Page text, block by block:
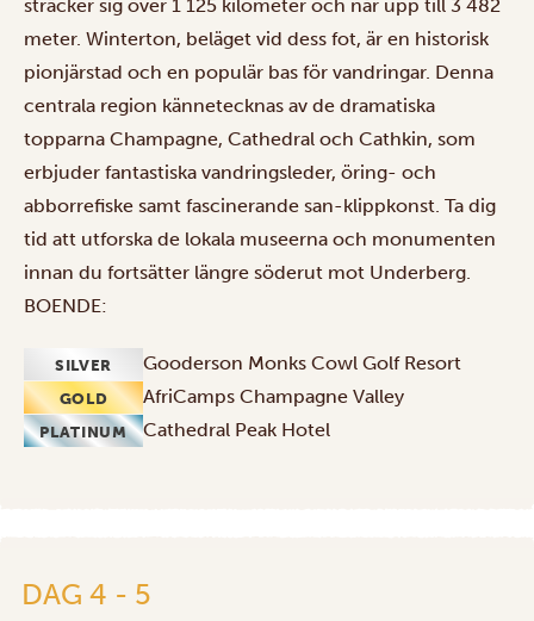
sträcker sig över 1 125 kilometer och når upp till 3 482
meter. Winterton, beläget vid dess fot, är en historisk
pionjärstad och en populär bas för vandringar. Denna
centrala region kännetecknas av de dramatiska
topparna Champagne, Cathedral och Cathkin, som
erbjuder fantastiska vandringsleder, öring- och
abborrefiske samt fascinerande san-klippkonst. Ta dig
tid att utforska de lokala museerna och monumenten
innan du fortsätter längre söderut mot Underberg.
BOENDE:
SILVER Gooderson Monks Cowl Golf Resort
GOLD AfriCamps Champagne Valley
PLATINUM Cathedral Peak Hotel
DAG 4 - 5